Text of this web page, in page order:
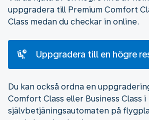
uppgradera till Premium Comfort
Class medan du checkar in online.
Uppgradera till en högre
Du kan också ordna en
Comfort Class eller Business Class i
självbetjäningsautomaten på